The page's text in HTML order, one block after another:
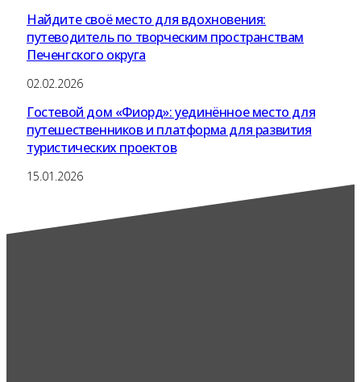
Найдите своё место для вдохновения:
путеводитель по творческим пространствам
Печенгского округа
02.02.2026
Гостевой дом «Фиорд»: уединённое место для
путешественников и платформа для развития
туристических проектов
15.01.2026